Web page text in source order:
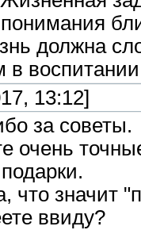
понимания
должна
13:12]
за советы.
очень
что значит
ввиду?